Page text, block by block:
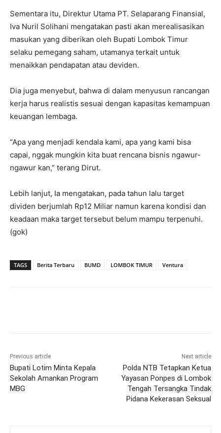
Sementara itu, Direktur Utama PT. Selaparang Finansial,
Iva Nuril Solihani mengatakan pasti akan merealisasikan
masukan yang diberikan oleh Bupati Lombok Timur
selaku pemegang saham, utamanya terkait untuk
menaikkan pendapatan atau deviden.
Dia juga menyebut, bahwa di dalam menyusun rancangan
kerja harus realistis sesuai dengan kapasitas kemampuan
keuangan lembaga.
“Apa yang menjadi kendala kami, apa yang kami bisa
capai, nggak mungkin kita buat rencana bisnis ngawur-
ngawur kan,” terang Dirut.
Lebih lanjut, Ia mengatakan, pada tahun lalu target
dividen berjumlah Rp12 Miliar namun karena kondisi dan
keadaan maka target tersebut belum mampu terpenuhi.
(gok)
TAGS Berita Terbaru BUMD LOMBOK TIMUR Ventura
Previous article
Bupati Lotim Minta Kepala
Sekolah Amankan Program
MBG
Next article
Polda NTB Tetapkan Ketua
Yayasan Ponpes di Lombok
Tengah Tersangka Tindak
Pidana Kekerasan Seksual